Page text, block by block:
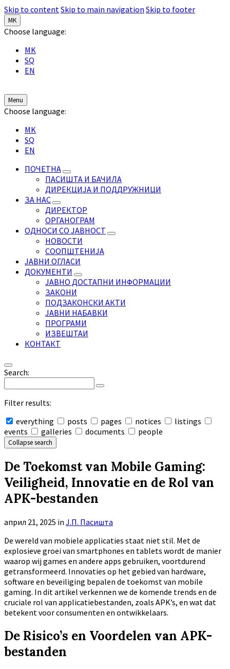
Skip to contentSkip to main navigation Skip to footer
MK
Choose language:
MK
SQ
EN
Menu
Choose language:
MK
SQ
EN
ПОЧЕТНА
ПАСИШТА И БАЧИЛА
ДИРЕКЦИЈА И ПОДДРУЖНИЦИ
ЗА НАС
ДИРЕКТОР
ОРГАНОГРАМ
ОДНОСИ СО ЈАВНОСТ
НОВОСТИ
СООПШТЕНИЈА
ЈАВНИ ОГЛАСИ
ДОКУМЕНТИ
ЈАВНО ДОСТАПНИ ИНФОРМАЦИИ
ЗАКОНИ
ПОДЗАКОНСКИ АКТИ
ЈАВНИ НАБАВКИ
ПРОГРАМИ
ИЗВЕШТАИ
КОНТАКТ
Search:
Filter results:
everything
posts pages notices
listings
events
galleries documents people
Collapse search
De Toekomst van Mobile Gaming:
Veiligheid, Innovatie en de Rol van
APK-bestanden
април 21, 2025 in Ј.П. Пасишта
De wereld van mobiele applicaties staat niet stil. Met de
explosieve groei van smartphones en tablets wordt de manier
waarop wij games en andere apps gebruiken, voortdurend
getransformeerd. Innovaties op het gebied van hardware,
software en beveiliging bepalen de toekomst van mobile
gaming. In dit artikel verkennen we de komende trends en de
cruciale rol van applicatiebestanden, zoals APK’s, en wat dat
betekent voor consumenten en ontwikkelaars.
De Risico’s en Voordelen van APK-
bestanden